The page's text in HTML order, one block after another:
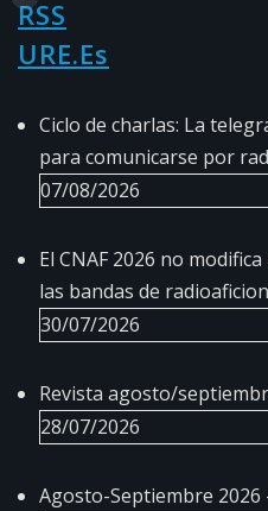
URE.es
Ciclo de charlas: La
para comunicarse por
07/08/2026
El CNAF 2026 no
las bandas de
30/07/2026
Revista agosto/
28/07/2026
Agosto-Septiembre 2026